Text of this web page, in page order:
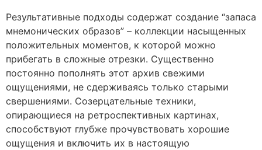
Результативные подходы содержат создание “запаса
мнемонических образов” – коллекции насыщенных
положительных моментов, к которой можно
прибегать в сложные отрезки. Существенно
постоянно пополнять этот архив свежими
ощущениями, не сдерживаясь только старыми
свершениями. Созерцательные техники,
опирающиеся на ретроспективных картинах,
способствуют глубже прочувствовать хорошие
ощущения и включить их в настоящую